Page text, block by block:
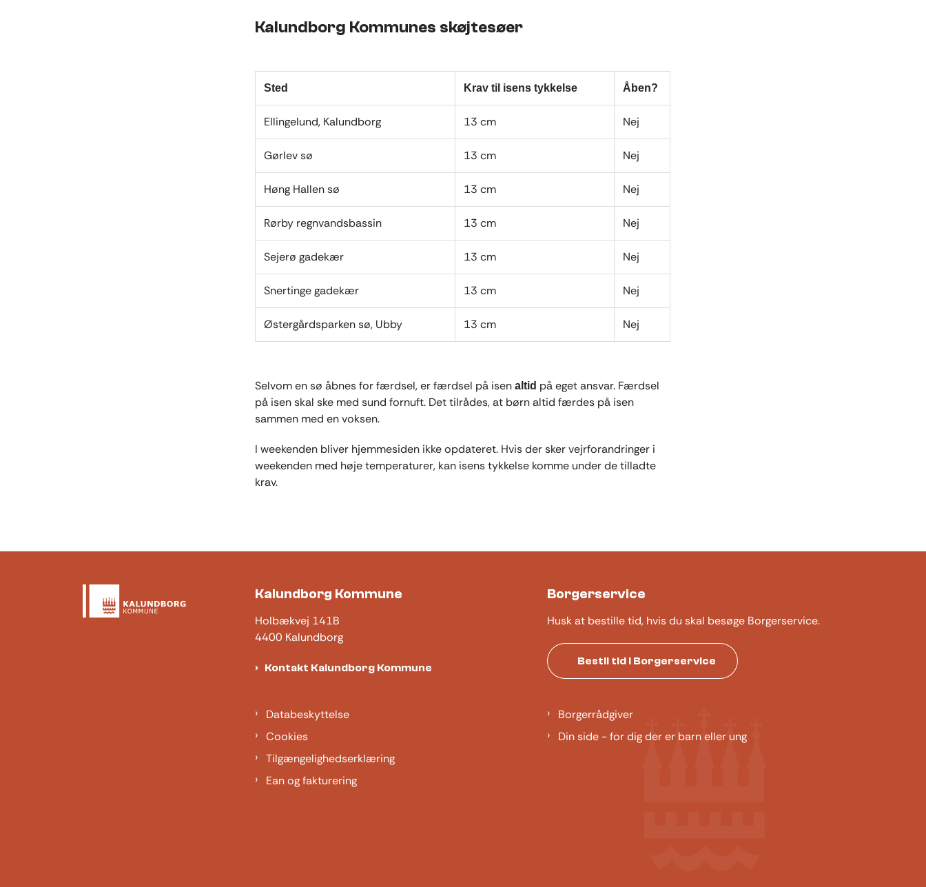
Kalundborg Kommunes skøjtesøer
Sted Krav til isens tykkelse Åben?
Ellingelund, Kalundborg 13 cm Nej
Gørlev sø 13 cm Nej
Høng Hallen sø 13 cm Nej
Rørby regnvandsbassin 13 cm Nej
Sejerø gadekær 13 cm Nej
Snertinge gadekær 13 cm Nej
Østergårdsparken sø, Ubby 13 cm Nej
Selvom en sø åbnes for færdsel, er færdsel på isen altid på eget ansvar. Færdsel
på isen skal ske med sund fornuft. Det tilrådes, at børn altid færdes på isen
sammen med en voksen.
I weekenden bliver hjemmesiden ikke opdateret. Hvis der sker vejrforandringer i
weekenden med høje temperaturer, kan isens tykkelse komme under de tilladte
krav.
Kalundborg Kommune
Holbækvej 141B
4400 Kalundborg
Kontakt Kalundborg Kommune
Borgerservice
Husk at bestille tid, hvis du skal besøge Borgerservice.
Bestil tid i Borgerservice
Databeskyttelse
Cookies
Tilgængelighedserklæring
Ean og fakturering
Borgerrådgiver
Din side - for dig der er barn eller ung